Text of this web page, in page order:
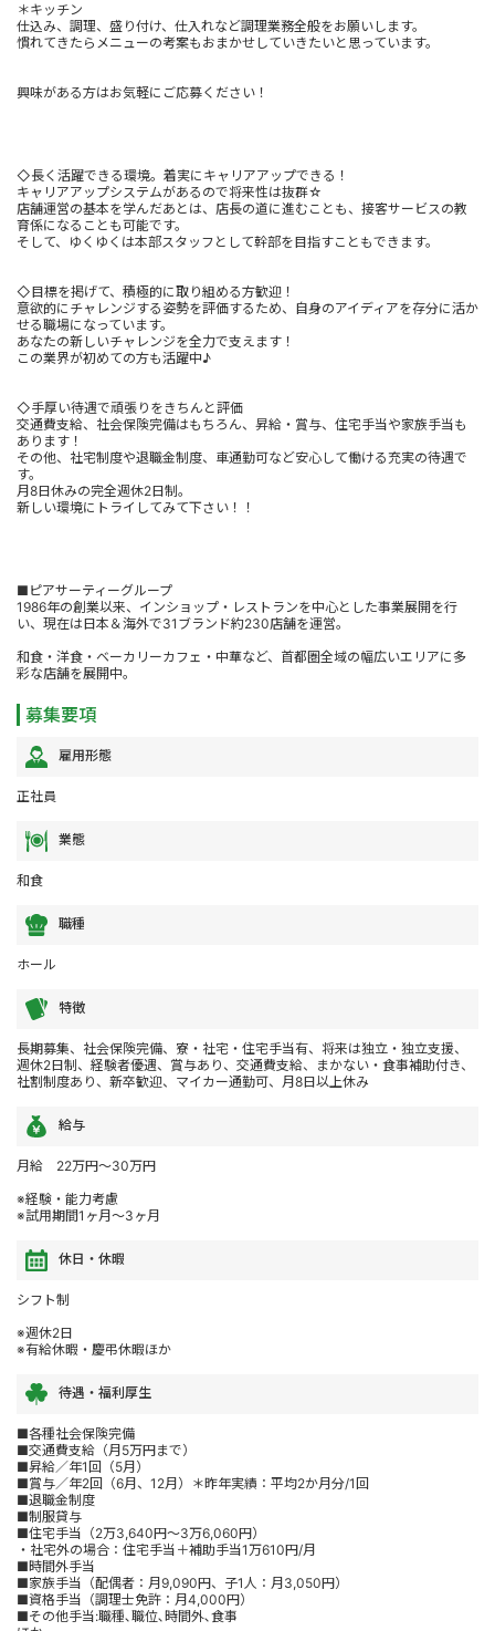
＊キッチン
仕込み、調理、盛り付け、仕入れなど調理業務全般をお願いします。
慣れてきたらメニューの考案もおまかせしていきたいと思っています。
興味がある方はお気軽にご応募ください！
◇長く活躍できる環境。着実にキャリアアップできる！
キャリアアップシステムがあるので将来性は抜群☆
店舗運営の基本を学んだあとは、店長の道に進むことも、接客サービスの教
育係になることも可能です。
そして、ゆくゆくは本部スタッフとして幹部を目指すこともできます。
◇目標を掲げて、積極的に取り組める方歓迎！
意欲的にチャレンジする姿勢を評価するため、自身のアイディアを存分に活か
せる職場になっています。
あなたの新しいチャレンジを全力で支えます！
この業界が初めての方も活躍中♪
◇手厚い待遇で頑張りをきちんと評価
交通費支給、社会保険完備はもちろん、昇給・賞与、住宅手当や家族手当も
あります！
その他、社宅制度や退職金制度、車通勤可など安心して働ける充実の待遇で
す。
月8日休みの完全週休2日制。
新しい環境にトライしてみて下さい！！
■ピアサーティーグループ
1986年の創業以来、インショップ・レストランを中心とした事業展開を行
い、現在は日本＆海外で31ブランド約230店舗を運営。
和食・洋食・ベーカリーカフェ・中華など、首都圏全域の幅広いエリアに多
彩な店舗を展開中。
募集要項
雇用形態
正社員
業態
和食
職種
ホール
特徴
長期募集、社会保険完備、寮・社宅・住宅手当有、将来は独立・独立支援、
週休2日制、経験者優遇、賞与あり、交通費支給、まかない・食事補助付き、
社割制度あり、新卒歓迎、マイカー通勤可、月8日以上休み
給与
月給 22万円～30万円
※経験・能力考慮
※試用期間1ヶ月～3ヶ月
休日・休暇
シフト制
※週休2日
※有給休暇・慶弔休暇ほか
待遇・福利厚生
■各種社会保険完備
■交通費支給（月5万円まで）
■昇給／年1回（5月）
■賞与／年2回（6月、12月）＊昨年実績：平均2か月分/1回
■退職金制度
■制服貸与
■住宅手当（2万3,640円～3万6,060円）
・社宅外の場合：住宅手当＋補助手当1万610円/月
■時間外手当
■家族手当（配偶者：月9,090円、子1人：月3,050円）
■資格手当（調理士免許：月4,000円）
■その他手当:職種､職位､時間外､食事